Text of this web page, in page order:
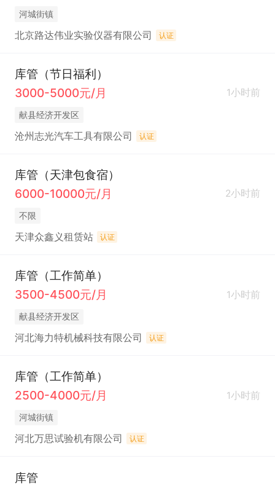
河城街镇
北京路达伟业实验仪器有限公司 认证
库管（节日福利）
3000-5000元/月
1小时前
献县经济开发区
沧州志光汽车工具有限公司 认证
库管（天津包食宿）
6000-10000元/月
2小时前
不限
天津众鑫义租赁站 认证
库管（工作简单）
3500-4500元/月
1小时前
献县经济开发区
河北海力特机械科技有限公司 认证
库管（工作简单）
2500-4000元/月
1小时前
河城街镇
河北万思试验机有限公司 认证
库管